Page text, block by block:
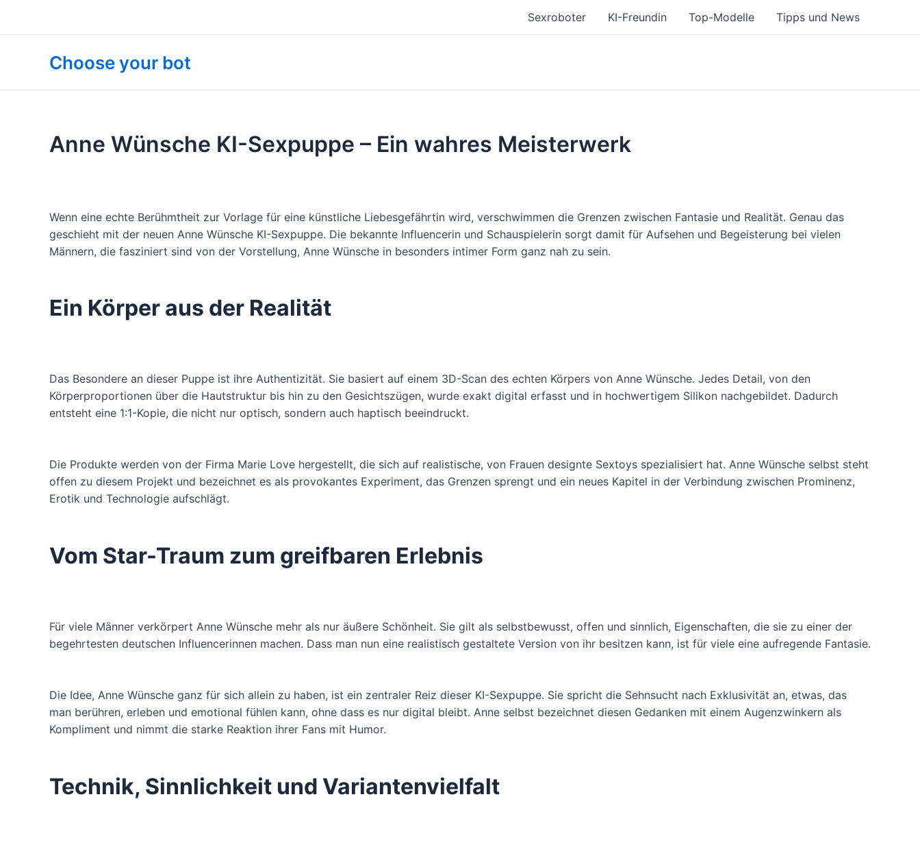
Sexroboter KI-Freundin Top-Modelle Tipps und News
Choose your bot
Anne Wünsche KI-Sexpuppe – Ein wahres Meisterwerk
Wenn eine echte Berühmtheit zur Vorlage für eine künstliche Liebesgefährtin wird, verschwimmen die Grenzen zwischen Fantasie und Realität. Genau das
geschieht mit der neuen Anne Wünsche KI-Sexpuppe. Die bekannte Influencerin und Schauspielerin sorgt damit für Aufsehen und Begeisterung bei vielen
Männern, die fasziniert sind von der Vorstellung, Anne Wünsche in besonders intimer Form ganz nah zu sein.
Ein Körper aus der Realität
Das Besondere an dieser Puppe ist ihre Authentizität. Sie basiert auf einem 3D-Scan des echten Körpers von Anne Wünsche. Jedes Detail, von den
Körperproportionen über die Hautstruktur bis hin zu den Gesichtszügen, wurde exakt digital erfasst und in hochwertigem Silikon nachgebildet. Dadurch
entsteht eine 1:1-Kopie, die nicht nur optisch, sondern auch haptisch beeindruckt.
Die Produkte werden von der Firma Marie Love hergestellt, die sich auf realistische, von Frauen designte Sextoys spezialisiert hat. Anne Wünsche selbst steht
offen zu diesem Projekt und bezeichnet es als provokantes Experiment, das Grenzen sprengt und ein neues Kapitel in der Verbindung zwischen Prominenz,
Erotik und Technologie aufschlägt.
Vom Star-Traum zum greifbaren Erlebnis
Für viele Männer verkörpert Anne Wünsche mehr als nur äußere Schönheit. Sie gilt als selbstbewusst, offen und sinnlich, Eigenschaften, die sie zu einer der
begehrtesten deutschen Influencerinnen machen. Dass man nun eine realistisch gestaltete Version von ihr besitzen kann, ist für viele eine aufregende Fantasie.
Die Idee, Anne Wünsche ganz für sich allein zu haben, ist ein zentraler Reiz dieser KI-Sexpuppe. Sie spricht die Sehnsucht nach Exklusivität an, etwas, das
man berühren, erleben und emotional fühlen kann, ohne dass es nur digital bleibt. Anne selbst bezeichnet diesen Gedanken mit einem Augenzwinkern als
Kompliment und nimmt die starke Reaktion ihrer Fans mit Humor.
Technik, Sinnlichkeit und Variantenvielfalt